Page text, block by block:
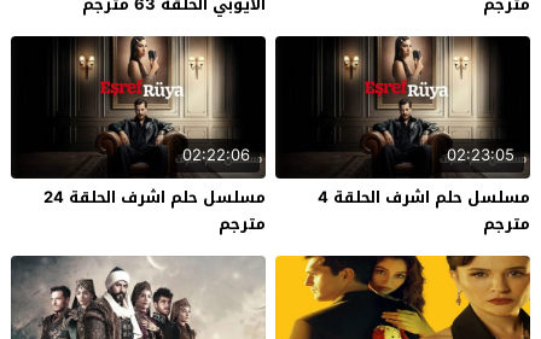
02:23:05
مسلسل حلم اشرف الحلقة 4
مترجم
02:22:06
مسلسل حلم اشرف الحلقة 24
مترجم